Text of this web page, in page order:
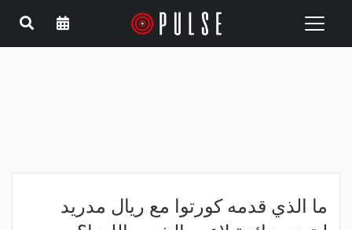
Toggle
ما الذي قدمه كورتوا مع ريال مدريد